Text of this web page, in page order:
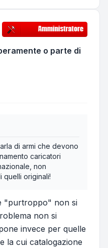
o parte di
di armi che devono
caricatori
non
quelli originali!
"purtroppo" non si
non si
invece per quelle
la cui catalogazione